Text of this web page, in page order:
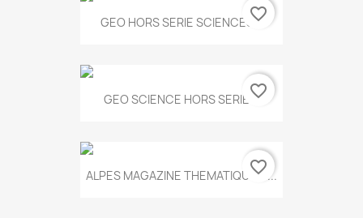
GEO HORS SERIE SCIENCES...
favorite_border
GEO SCIENCE HORS SERIE...favorite_border
ALPES MAGAZINE THEMATIQUE N...
favorite_border